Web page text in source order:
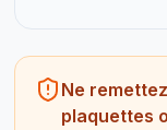
Ne
plaquettes